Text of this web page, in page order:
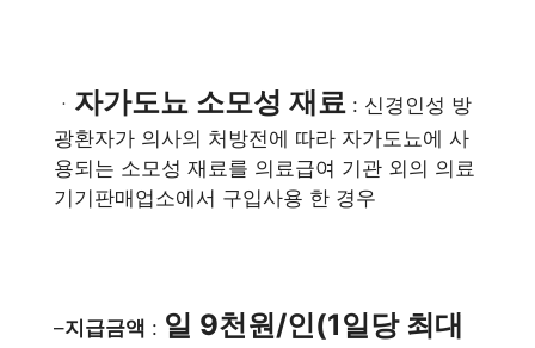
ㆍ 자가도뇨 소모성 재료 : 신경인성 방
광환자가 의사의 처방전에 따라 자가도뇨에 사
용되는 소모성 재료를 의료급여 기관 외의 의료
기기판매업소에서 구입사용 한 경우
–지급금액 : 일 9천원/인(1일당 최대